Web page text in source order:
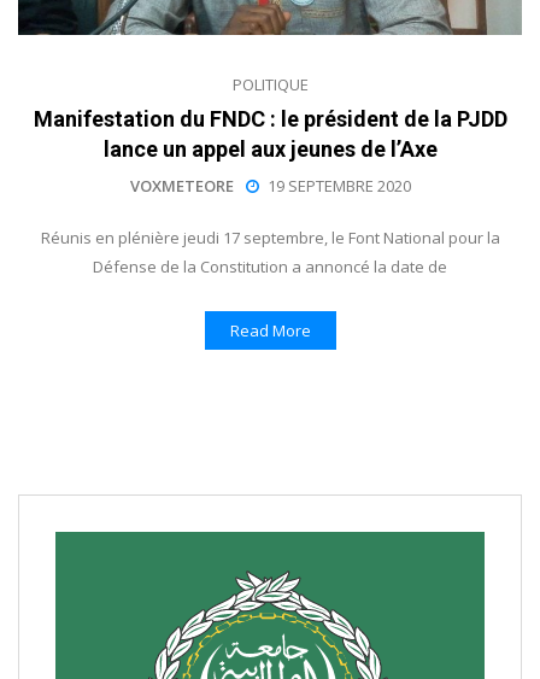
POLITIQUE
Manifestation du FNDC : le président de la PJDD
lance un appel aux jeunes de l’Axe
VOXMETEORE 19 SEPTEMBRE 2020
Réunis en plénière jeudi 17 septembre, le Font National pour la
Défense de la Constitution a annoncé la date de
Read More